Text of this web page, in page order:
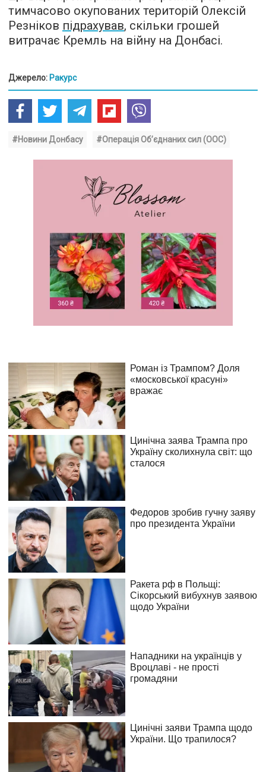
тимчасово окупованих територій Олексій
Резніков підрахував, скільки грошей
витрачає Кремль на війну на Донбасі.
Джерело: Ракурс
#Новини Донбасу #Операція Об’єднаних сил (ООС)